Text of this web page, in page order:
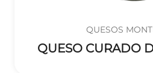
QUESOS
QUESO CURADO